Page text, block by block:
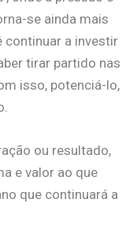
se ainda mais
continuar a investir
tirar partido nas
isso, potenciá-lo,
ou resultado,
e valor ao que
que continuará a